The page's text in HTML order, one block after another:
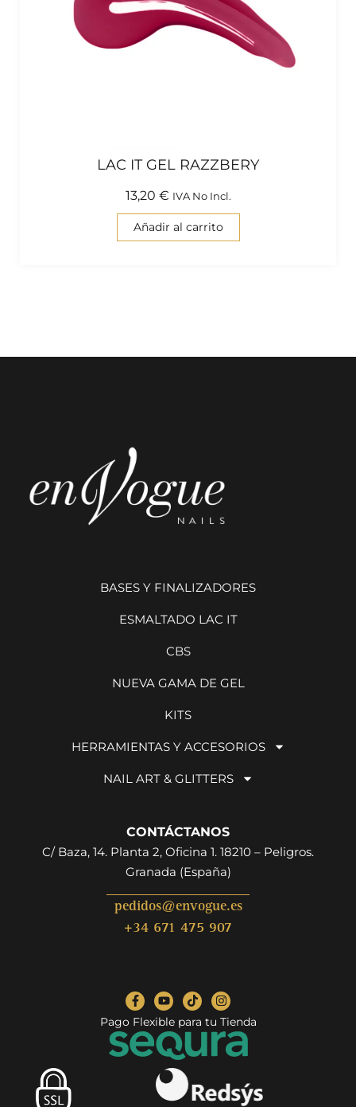
LAC IT GEL RAZZBERY
13,20 € IVA No Incl.
Añadir al carrito
BASES Y FINALIZADORES
ESMALTADO LAC IT
CBS
NUEVA GAMA DE GEL
KITS
HERRAMIENTAS Y ACCESORIOS
NAIL ART & GLITTERS
CONTÁCTANOS
C/ Baza, 14. Planta 2, Oficina 1. 18210 – Peligros.
Granada (España)
pedidos@envogue.es
+34 671 475 907
Pago Flexible para tu Tienda